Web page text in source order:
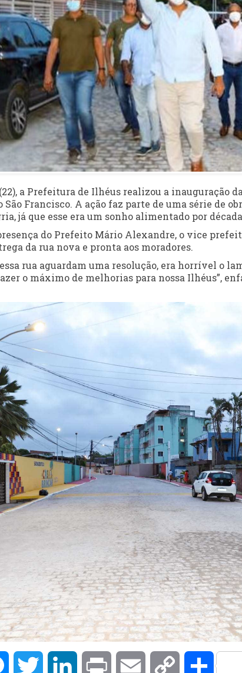
a Prefeitura de Ilhéus realizou a inauguração
São Francisco. A ação faz parte de uma série de
já que esse era um sonho alimentado por
do Prefeito Mário Alexandre, o vice
da rua nova e pronta aos moradores.
rua aguardam uma resolução, era horrível o
o máximo de melhorias para nossa Ilhéus”,
MessengerTwitter LinkedInPrint Email Copy